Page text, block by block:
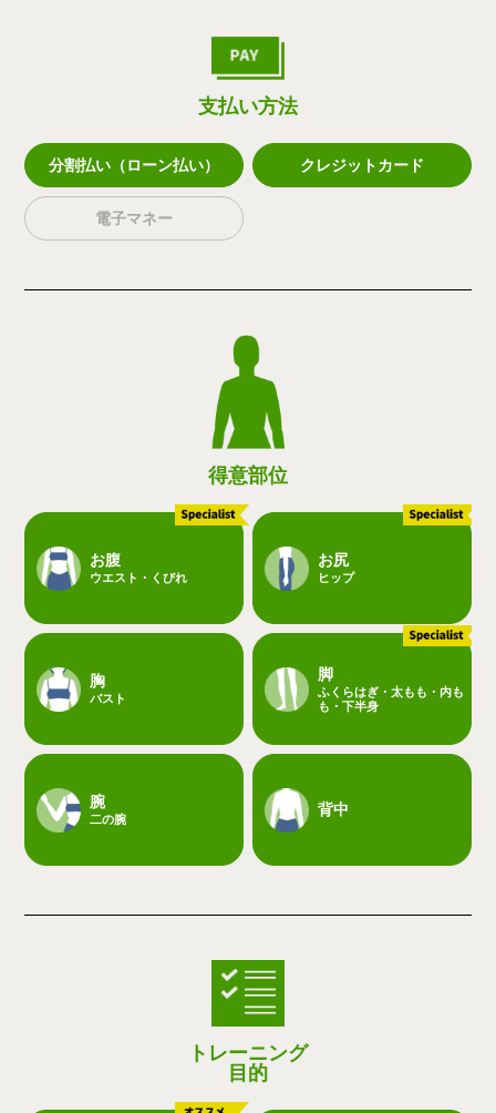
支払い方法
分割払い（ローン払い） クレジットカード
電子マネー
得意部位
お腹
ウエスト・くびれ
お尻
ヒップ
胸
バスト
脚
ふくらはぎ・太もも・内も
も・下半身
腕
二の腕
背中
トレーニング
目的